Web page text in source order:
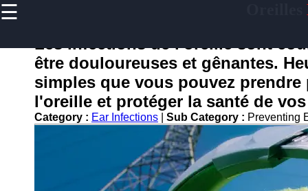
☰
Home
oreilles
Les infections de l'oreille sont
être douloureuses et gênantes.
simples que vous pouvez
l'oreille et protéger la santé de
Category : Ear Infections Sub Category : Preventing